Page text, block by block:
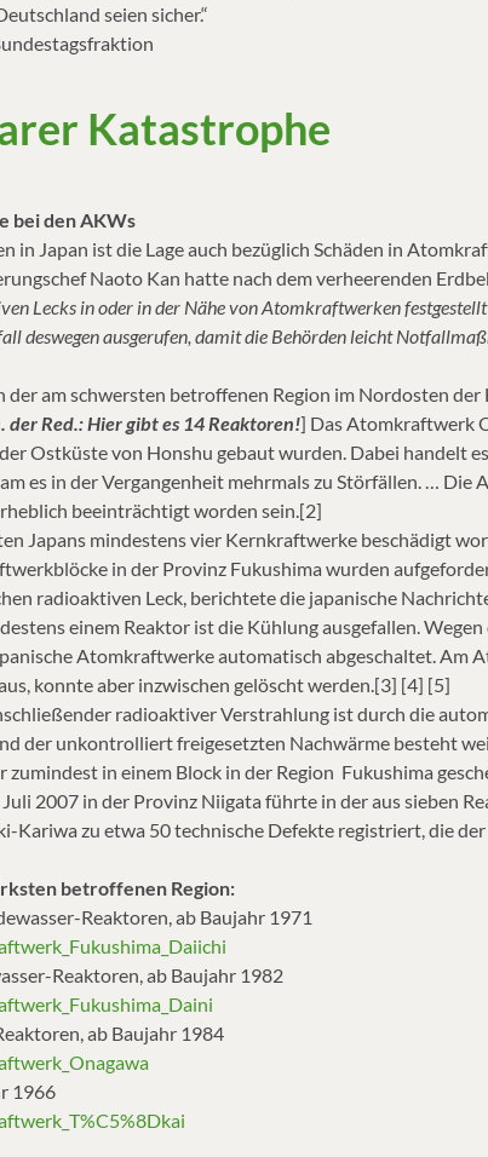
seien sicher.“
Katastrophe
bei den AKWs
in Japan ist die Lage auch bezüglich Schäden in
Naoto Kan hatte nach dem verheerenden
Lecks in oder in der Nähe von Atomkraftwerken
deswegen ausgerufen, damit die Behörden leicht
der am schwersten betroffenen Region im Nordosten
der Red.: Hier gibt es 14 Reaktoren!] Das Atomkraftwerk
Ostküste von Honshu gebaut wurden. Dabei handelt
es in der Vergangenheit mehrmals zu Störfällen. … Die
beeinträchtigt worden sein.[2]
Japans mindestens vier Kernkraftwerke beschädigt
in der Provinz Fukushima wurden
radioaktiven Leck, berichtete die japanische
einem Reaktor ist die Kühlung ausgefallen.
Atomkraftwerke automatisch abgeschaltet. Am
konnte aber inzwischen gelöscht werden.[3] [4] [5]
radioaktiver Verstrahlung ist durch die
der unkontrolliert freigesetzten Nachwärme besteht
in einem Block in der Region Fukushima
2007 in der Provinz Niigata führte in der aus sieben
Kariwa zu etwa 50 technische Defekte registriert, die
betroffenen Region:
Reaktoren, ab Baujahr 1971
Reaktoren, ab Baujahr 1982
ab Baujahr 1984
1966